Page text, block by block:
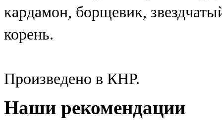
кардамон, борщевик,
корень.
Произведено в КНР.
Наши рекомендации